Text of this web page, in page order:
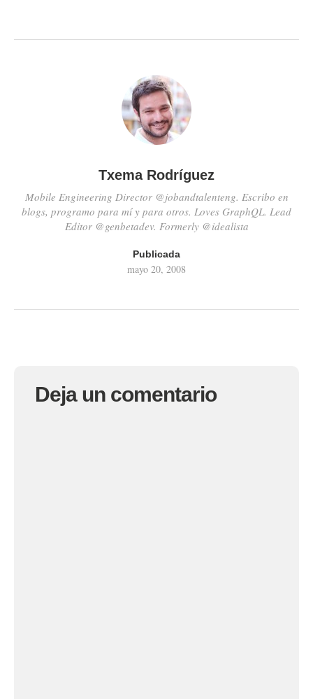
Txema Rodríguez
Mobile Engineering Director @jobandtalenteng. Escribo en
blogs, programo para mí y para otros. Loves GraphQL. Lead
Editor @genbetadev. Formerly @idealista
Publicada
mayo 20, 2008
Deja un comentario